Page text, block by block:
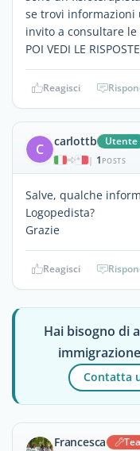
se trovi
invito a consultare
POI VEDI LE
Reagisci
C carlottb Utente
| 1 POSTS
Salve, qualche
Logopedista?
Grazie
Reagisci
Hai bisogno di
Contatta
Francesca